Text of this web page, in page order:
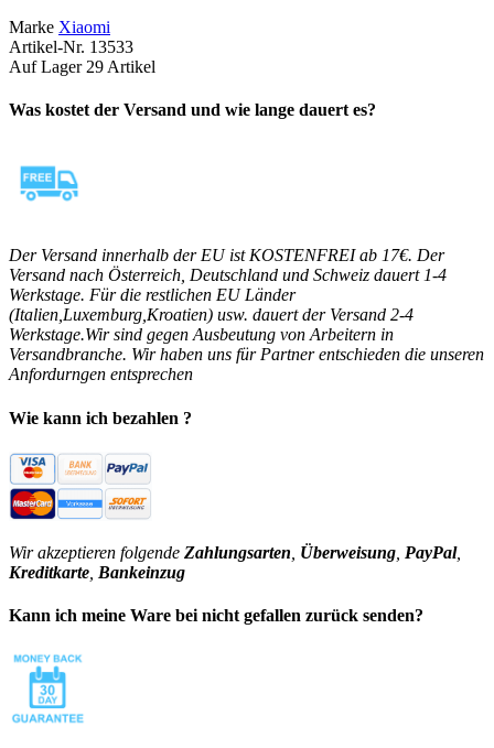
Marke Xiaomi
Artikel-Nr. 13533
Auf Lager 29 Artikel
Was kostet der Versand und wie lange dauert es?
Der Versand innerhalb der EU ist KOSTENFREI ab 17€. Der
Versand nach Österreich, Deutschland und Schweiz dauert 1-4
Werkstage. Für die restlichen EU Länder
(Italien,Luxemburg,Kroatien) usw. dauert der Versand 2-4
Werkstage.Wir sind gegen Ausbeutung von Arbeitern in
Versandbranche. Wir haben uns für Partner entschieden die unseren
Anfordurngen entsprechen
Wie kann ich bezahlen ?
Wir akzeptieren folgende Zahlungsarten Überweisung PayPal,
Kreditkarte Bankeinzug
Kann ich meine Ware bei nicht gefallen zurück senden?